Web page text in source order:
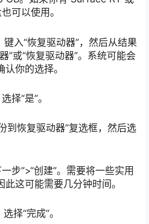
可以使用。
入“恢复驱动器”，然后从结果
”或“恢复驱动器”。系统可能会
你的选择。
择“是”。
到恢复驱动器”复选框，然后选
步”>“创建”。需要将一些实用
这可能需要几分钟时间。
择“完成”。